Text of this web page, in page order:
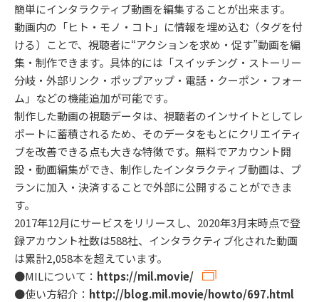
簡単にインタラクティブ動画を編集することが出来ます。
動画内の「ヒト・モノ・コト」に情報を埋め込む（タグを付
ける）ことで、視聴者に“アクションを求め・促す”動画を編
集・制作できます。具体的には「スイッチング・ストーリー
分岐・外部リンク・ポップアップ・電話・クーポン・フォー
ム」などの機能追加が可能です。
制作した動画の視聴データは、視聴者のインサイトとしてレ
ポートに蓄積されるため、そのデータをもとにクリエイティ
ブを改善できる点も大きな特徴です。無料でアカウント開
設・動画編集ができ、制作したインタラクティブ動画は、プ
ランに加入・決済することで外部に公開することができま
す。
2017年12月にサービスをリリースし、2020年3月末時点で登
録アカウント社数は588社、インタラクティブ化された動画
は累計2,058本を超えています。
●MILについて： https://mil.movie/
●使い方紹介： http://blog.mil.movie/howto/697.html